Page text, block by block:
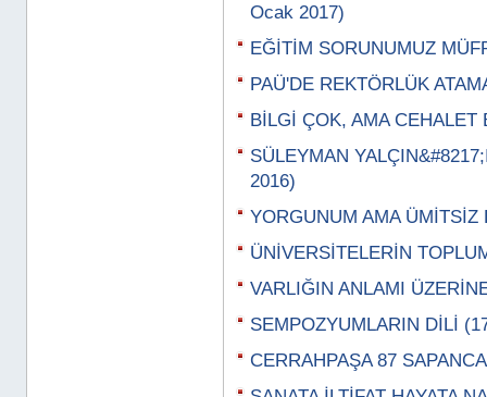
Ocak 2017)
EĞİTİM SORUNUMUZ
PAÜ'DE REKTÖRLÜK
BİLGİ ÇOK, AMA
SÜLEYMAN
2016)
YORGUNUM AMA ÜMİTSİZ
ÜNİVERSİTELERİN
VARLIĞIN ANLAMI
SEMPOZYUMLARIN DİLİ
CERRAHPAŞA 87